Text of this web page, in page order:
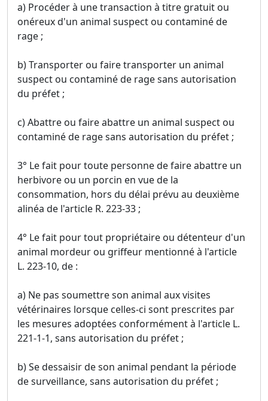
a) Procéder à une transaction à titre gratuit ou
onéreux d'un animal suspect ou contaminé de
rage ;
b) Transporter ou faire transporter un animal
suspect ou contaminé de rage sans autorisation
du préfet ;
c) Abattre ou faire abattre un animal suspect ou
contaminé de rage sans autorisation du préfet ;
3° Le fait pour toute personne de faire abattre un
herbivore ou un porcin en vue de la
consommation, hors du délai prévu au deuxième
alinéa de l'article R. 223-33 ;
4° Le fait pour tout propriétaire ou détenteur d'un
animal mordeur ou griffeur mentionné à l'article
L. 223-10, de :
a) Ne pas soumettre son animal aux visites
vétérinaires lorsque celles-ci sont prescrites par
les mesures adoptées conformément à l'article L.
221-1-1, sans autorisation du préfet ;
b) Se dessaisir de son animal pendant la période
de surveillance, sans autorisation du préfet ;